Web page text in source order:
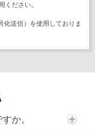
ください。
化送信）を使用しておりま
か。